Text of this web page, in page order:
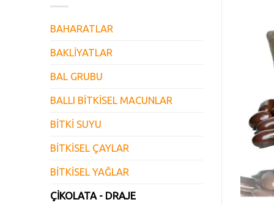
BAHARATLAR
BAKLİYATLAR
BAL GRUBU
BALLI BİTKİSEL MACUNLAR
BİTKİ SUYU
BİTKİSEL ÇAYLAR
BİTKİSEL YAĞLAR
ÇİKOLATA - DRAJE